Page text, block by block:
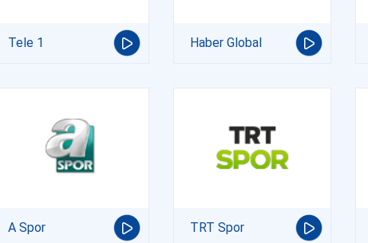
Tele 1 Haber Global
A Spor TRT Spor